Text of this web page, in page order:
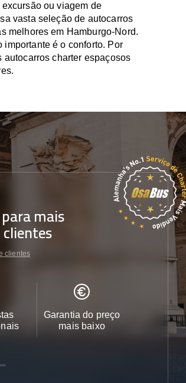
ou viagem de
vasta seleção de autocarros
melhores em Hamburgo-Nord.
importante é o conforto. Por
autocarros charter espaçosos
mais
clientes
clientes
Garantia do preço
mais baixo
Apoio ao
24/7